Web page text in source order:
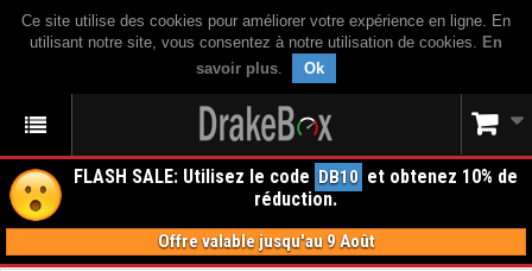
Ce site utilise des cookies pour améliorer votre expérience en ligne. En
utilisant notre site, vous consentez à notre utilisation de cookies. En
savoir plus. Ok
FLASH SALE: Utilisez le code DB10 et obtenez 10% de
réduction.
Offre valable jusqu'au 9 Août